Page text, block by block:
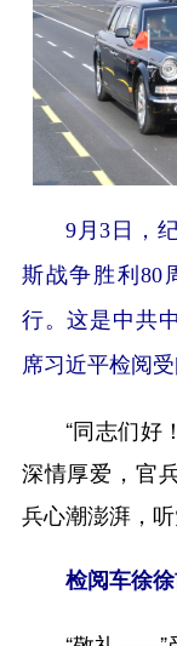
9月3日，
斯战争胜利80
行。这是中共
席习近平检阅
“同志们好
深情厚爱，官
兵心潮澎湃，
检阅车徐